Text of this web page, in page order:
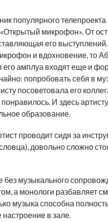
популярного
микрофон». От
его
и вдохновение, то
амплуа входят еще и
попробовать себя в
посоветовала его
И здесь
образование.
проводит сидя за
довольно сложно
музыкального
а монологи разбавляет
музыка способна
в зале.